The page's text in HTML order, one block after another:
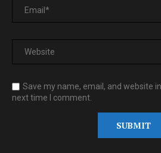
Save my name, email, and website
next time I comment.